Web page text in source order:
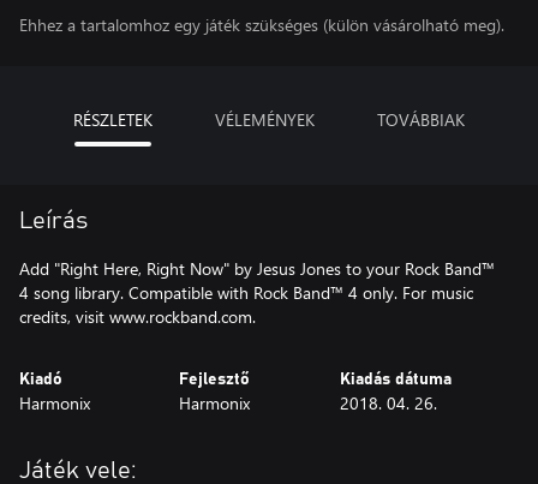
Ehhez a tartalomhoz egy játék szükséges (külön vásárolható meg).
RÉSZLETEK VÉLEMÉNYEK TOVÁBBIAK
Leírás
Add "Right Here, Right Now" by Jesus Jones to your Rock Band™
4 song library. Compatible with Rock Band™ 4 only. For music
credits, visit www.rockband.com.
Kiadó
Harmonix
Fejlesztő
Harmonix
Kiadás dátuma
2018. 04. 26.
Játék vele: